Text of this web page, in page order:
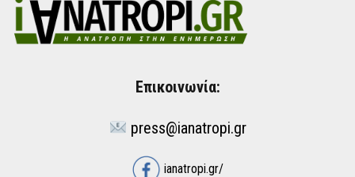
Επικοινωνία:
press@ianatropi.gr
ianatropi.gr/